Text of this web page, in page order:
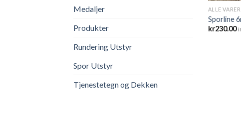
Medaljer
Produkter
Rundering Utstyr
Spor Utstyr
Tjenestetegn og Dekken
ALLE VARER
Sporline
kr230.00